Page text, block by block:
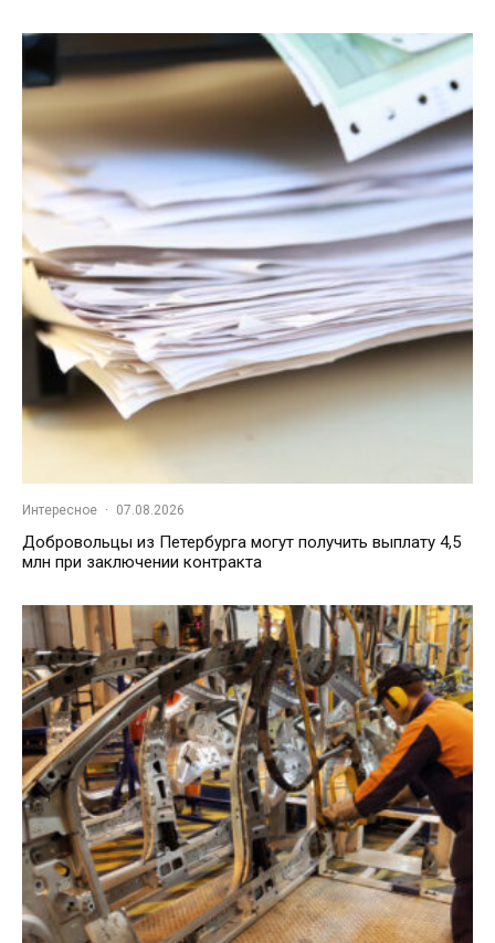
Интересное · 07.08.2026
Добровольцы из Петербурга могут получить выплату 4,5
млн при заключении контракта